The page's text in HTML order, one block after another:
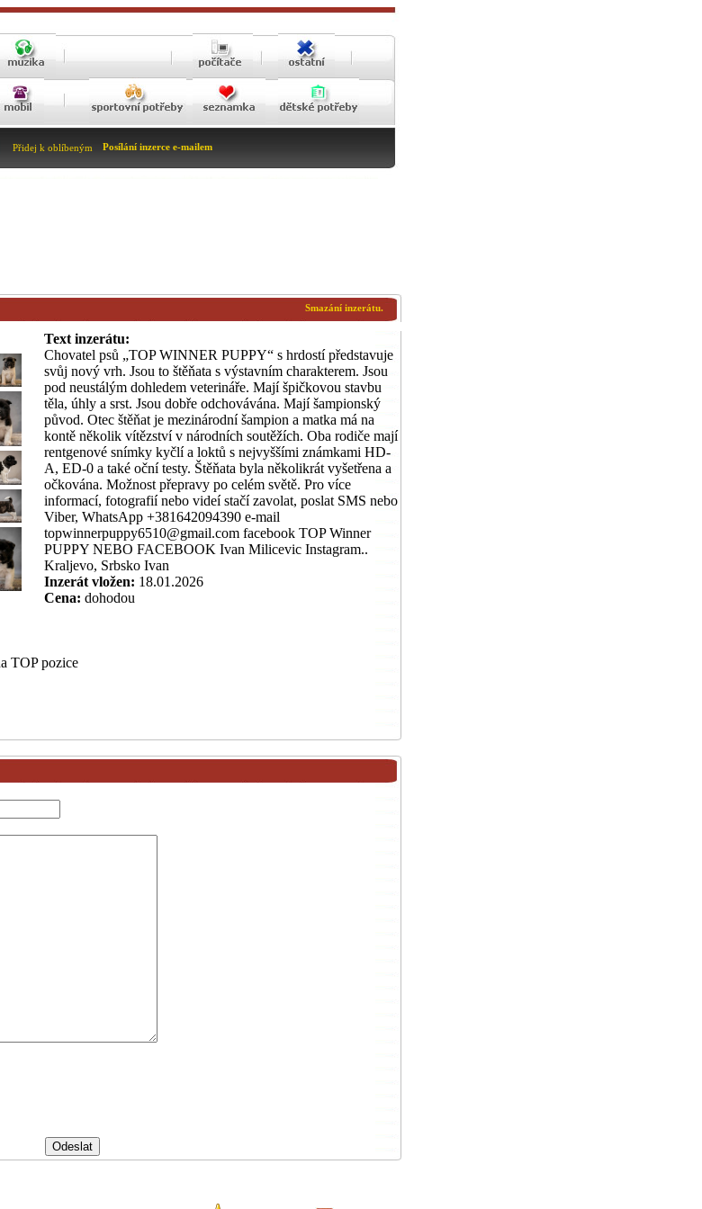
Přidej k oblíbeným Posílání inzerce e-mailem
Smazání inzerátu.
Text inzerátu:
Chovatel psů „TOP WINNER PUPPY“ s hrdostí představuje
svůj nový vrh. Jsou to štěňata s výstavním charakterem. Jsou
pod neustálým dohledem veterináře. Mají špičkovou stavbu
těla, úhly a srst. Jsou dobře odchovávána. Mají šampionský
původ. Otec štěňat je mezinárodní šampion a matka má na
kontě několik vítězství v národních soutěžích. Oba rodiče mají
rentgenové snímky kyčlí a loktů s nejvyššími známkami HD-
A, ED-0 a také oční testy. Štěňata byla několikrát vyšetřena a
očkována. Možnost přepravy po celém světě. Pro více
informací, fotografií nebo videí stačí zavolat, poslat SMS nebo
Viber, WhatsApp +381642094390 e-mail
topwinnerpuppy6510@gmail.com facebook TOP Winner
PUPPY NEBO FACEBOOK Ivan Milicevic Instagram..
Kraljevo, Srbsko Ivan
Inzerát vložen: 18.01.2026
Cena: dohodou
TOP pozice